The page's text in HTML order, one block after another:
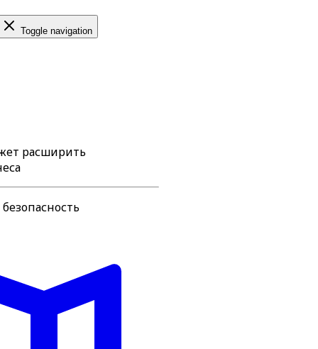
Toggle navigation
расширить